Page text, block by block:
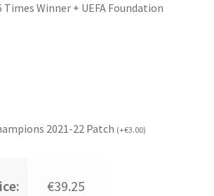
Times Winner + UEFA Foundation
2021-22 Patch (+€3.00)
€39.25